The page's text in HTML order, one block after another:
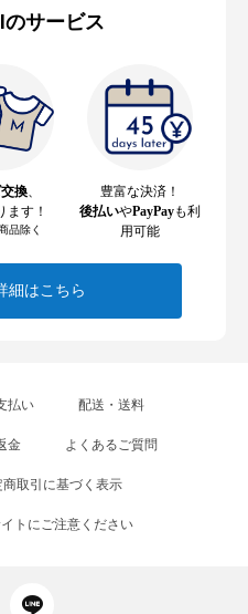
サービス
換
ます！
品除く
豊富な決済！
後払いやPayPayも利
用可能
細はこちら
払い 配送・送料
金 よくあるご質問
商取引に基づく表示
トにご注意ください